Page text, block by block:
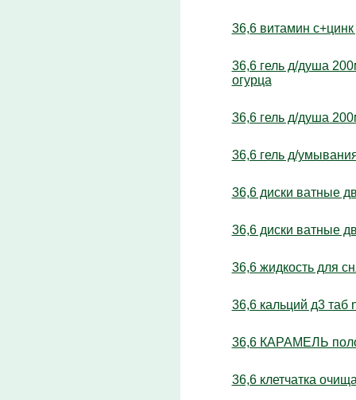
36,6 витамин
36,6 гель д/душа
огурца
36,6 гель д/душа
36,6 гель д/
36,6 диски ватные
36,6 диски ватные
36,6 жидкость для
36,6 кальций д3 таб
36,6 КАРАМЕЛЬ
36,6 клетчатка